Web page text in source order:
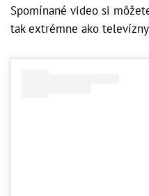
Spomínané video si
tak extrémne ako